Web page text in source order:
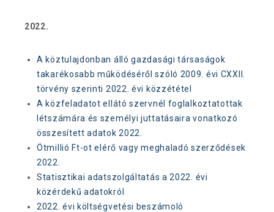
2022.
A köztulajdonban álló gazdasági társaságok
takarékosabb működéséről szóló 2009. évi CXXII.
törvény szerinti 2022. évi közzététel
A közfeladatot ellátó szervnél foglalkoztatottak
létszámára és személyi juttatásaira vonatkozó
összesített adatok 2022.
Ötmillió Ft-ot elérő vagy meghaladó szerződések
2022.
Statisztikai adatszolgáltatás a 2022. évi
közérdekű adatokról
2022. évi költségvetési beszámoló